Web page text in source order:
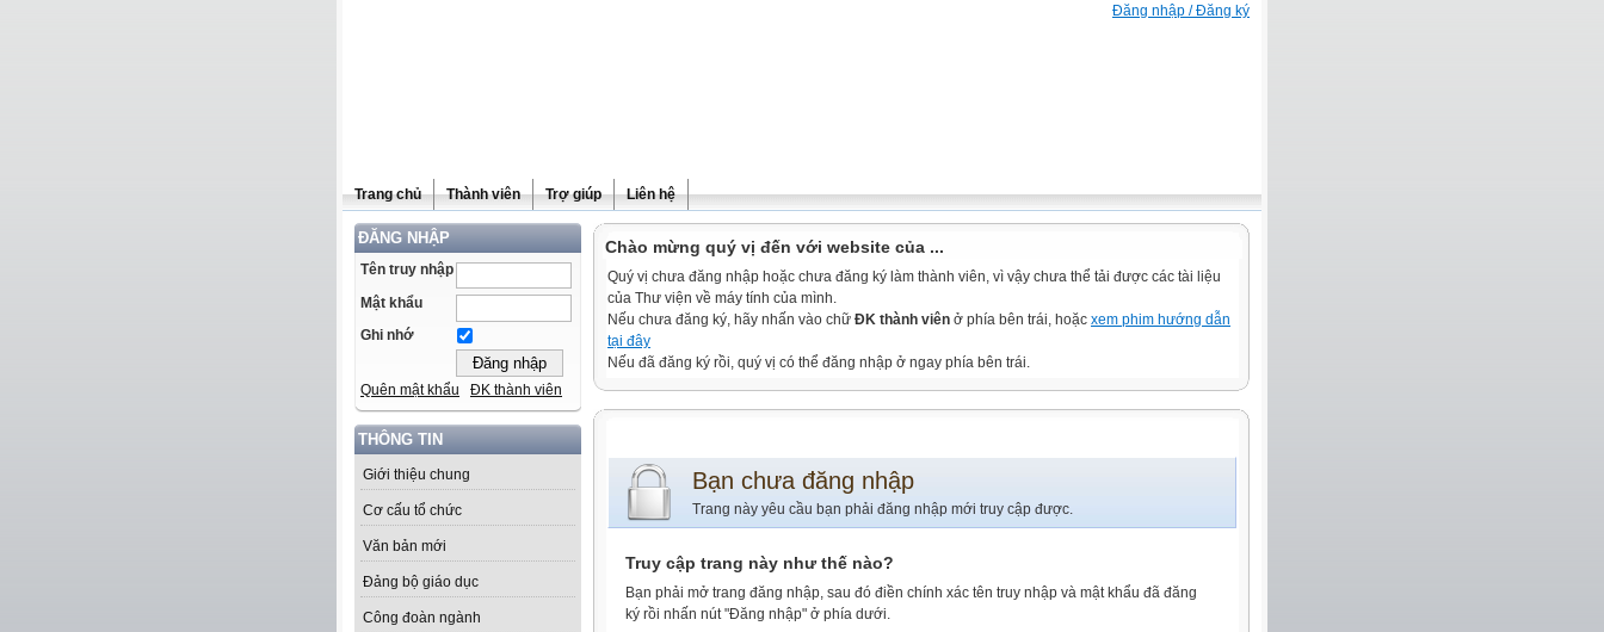
Đăng nhập / Đăng ký
Trang chủ Thành viên Trợ giúp Liên hệ
ĐĂNG NHẬP
Tên truy nhập
Mật khẩu
Ghi nhớ
Quên mật khẩu ĐK thành viên
THÔNG TIN
Giới thiệu chung
Cơ cấu tổ chức
Văn bản mới
Đảng bộ giáo dục
Công đoàn ngành
Chào mừng quý vị đến với website của ...
Quý vị chưa đăng nhập hoặc chưa đăng ký làm thành viên, vì vậy chưa thể tải được các tài liệu
của Thư viện về máy tính của mình.
Nếu chưa đăng ký, hãy nhấn vào chữ ĐK thành viên ở phía bên trái, hoặc xem phim hướng dẫn
tại đây
Nếu đã đăng ký rồi, quý vị có thể đăng nhập ở ngay phía bên trái.
Bạn chưa đăng nhập
Trang này yêu cầu bạn phải đăng nhập mới truy cập được.
Truy cập trang này như thế nào?
Bạn phải mở trang đăng nhập, sau đó điền chính xác tên truy nhập và mật khẩu đã đăng
ký rồi nhấn nút "Đăng nhập" ở phía dưới.